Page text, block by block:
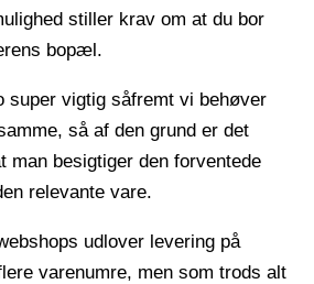
stiller krav om at du bor
bopæl.
super vigtig såfremt vi behøver
så af den grund er det
man besigtiger den forventede
relevante vare.
udlover levering på
varenumre, men som trods alt